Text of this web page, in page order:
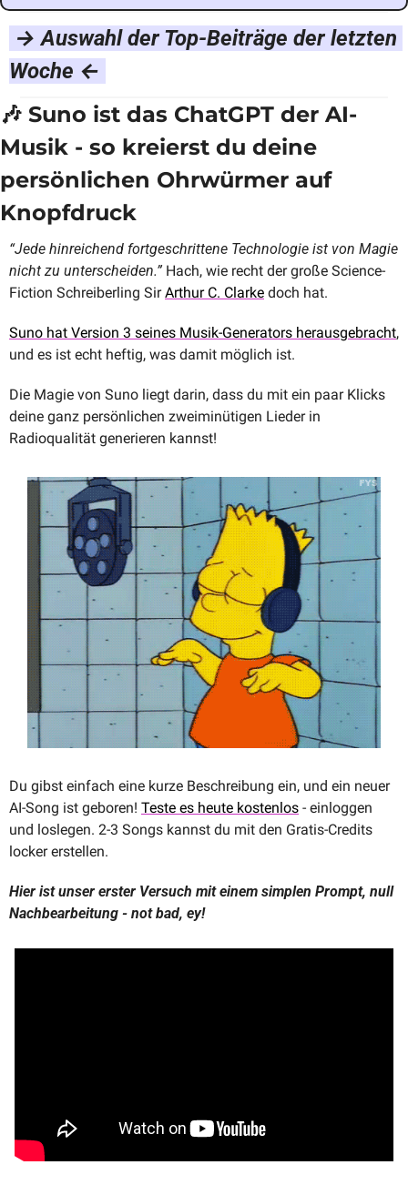
Woche ←
🎶 Suno ist das ChatGPT der AI-
Musik - so kreierst du deine
persönlichen Ohrwürmer auf
Knopfdruck
“Jede hinreichend fortgeschrittene Technologie ist von Magie
nicht zu unterscheiden.” Hach, wie recht der große Science-
Fiction Schreiberling Sir Arthur C. Clarke doch hat.
Suno hat Version 3 seines Musik-Generators herausgebracht,
und es ist echt heftig, was damit möglich ist.
Die Magie von Suno liegt darin, dass du mit ein paar Klicks
deine ganz persönlichen zweiminütigen Lieder in
Radioqualität generieren kannst!
Du gibst einfach eine kurze Beschreibung ein, und ein neuer
AI-Song ist geboren! Teste es heute kostenlos - einloggen
und loslegen. 2-3 Songs kannst du mit den Gratis-Credits
locker erstellen.
Hier ist unser erster Versuch mit einem simplen Prompt, null
Nachbearbeitung - not bad, ey!